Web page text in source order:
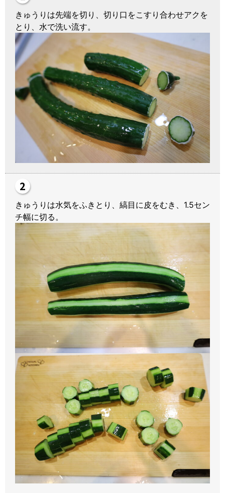
きゅうりは先端を切り、切り口をこすり合わせアクを
とり、水で洗い流す。
きゅうりは水気をふきとり、縞目に皮をむき、1.5セン
チ幅に切る。